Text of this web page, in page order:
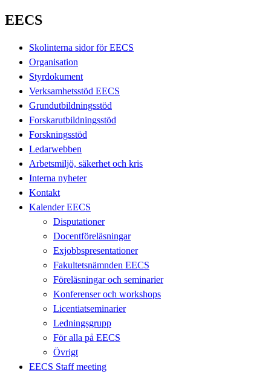
EECS
Skolinterna sidor för EECS
Organisation
Styrdokument
Verksamhetsstöd EECS
Grundutbildningsstöd
Forskarutbildningsstöd
Forskningsstöd
Ledarwebben
Arbetsmiljö, säkerhet och kris
Interna nyheter
Kontakt
Kalender EECS
Disputationer
Docentföreläsningar
Exjobbspresentationer
Fakultetsnämnden EECS
Föreläsningar och seminarier
Konferenser och workshops
Licentiatseminarier
Ledningsgrupp
För alla på EECS
Övrigt
EECS Staff meeting